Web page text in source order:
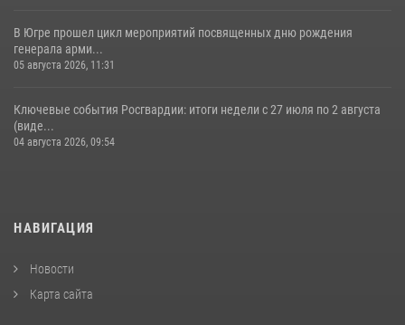
В Югре прошел цикл мероприятий посвященных дню рождения
генерала арми...
05 августа 2026, 11:31
Ключевые события Росгвардии: итоги недели с 27 июля по 2 августа
(виде...
04 августа 2026, 09:54
НАВИГАЦИЯ
Новости
Карта сайта